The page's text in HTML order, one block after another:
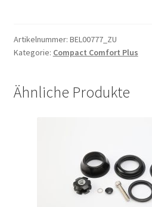
mit
Halter+Reflector
Artikelnummer: BEL00777_ZU
Kategorie: Compact Comfort Plus
Ähnliche Produkte